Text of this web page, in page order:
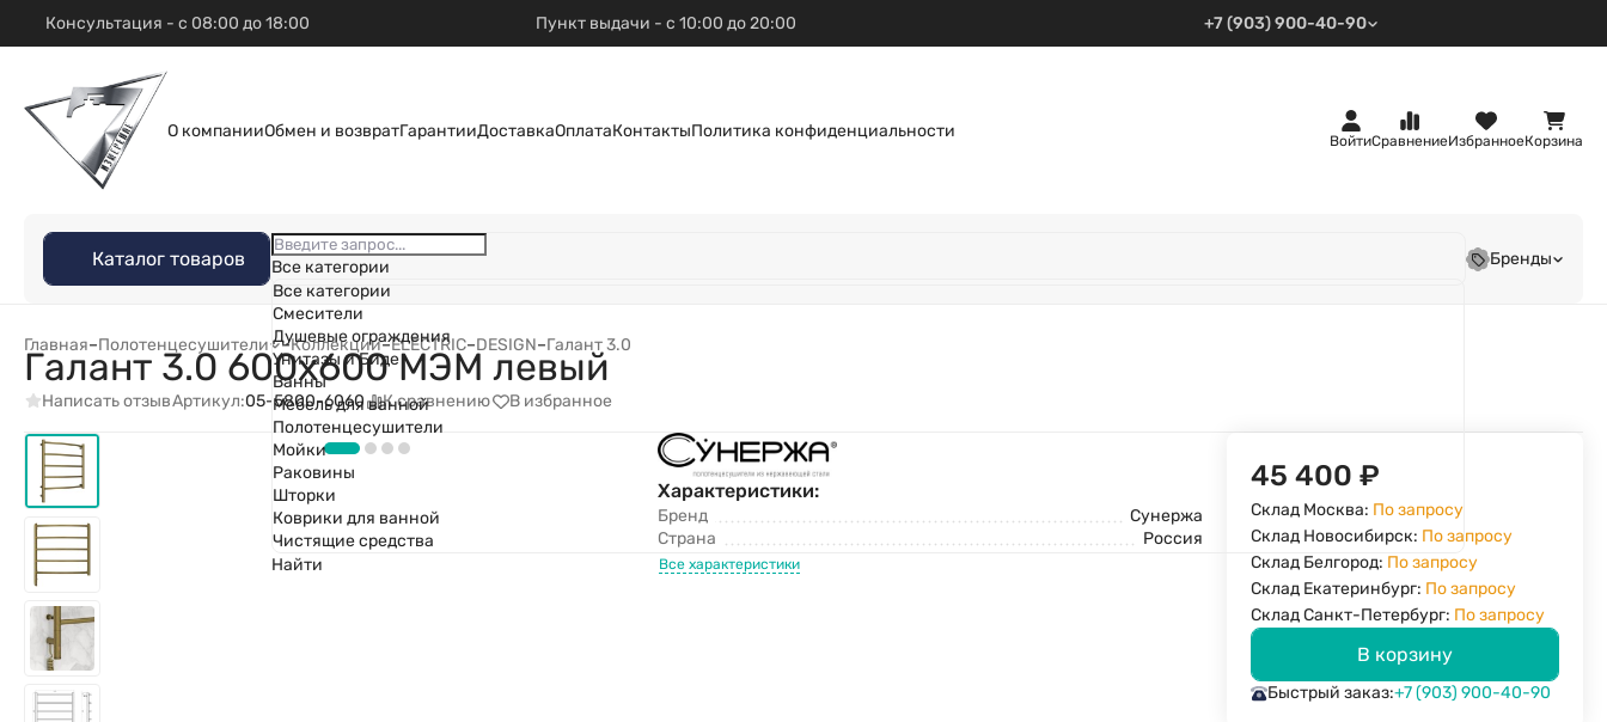
Консультация - с 08:00 до 18:00 Пункт выдачи - с 10:00 до 20:00 +7 (903) 900-40-90
О компанииОбмен и возвратГарантииДоставкаОплатаКонтактыПолитика конфиденциальности
ВойтиСравнениеИзбранноеКорзина
Каталог товаров
Все категории
Все категории
Смесители
Душевые ограждения
Унитазы и Биде
Ванны
Мебель для ванной
Полотенцесушители
Мойки
Раковины
Шторки
Коврики для ванной
Чистящие средства
Найти
Бренды
Главная–Полотенцесушители –Коллекции–ELECTRIC–DESIGN–Галант 3.0
Галант 3.0 600х600 МЭМ левый
Написать отзывАртикул:05-5800-6060 К сравнению В избранное
Характеристики:
Бренд
Сунержа
Страна
Россия
Все характеристики
45 400₽
Склад Москва: По запросу
Склад Новосибирск: По запросу
Склад Белгород: По запросу
Склад Екатеринбург: По запросу
Склад Санкт-Петербург: По запросу
В корзину
Быстрый заказ:+7 (903) 900-40-90